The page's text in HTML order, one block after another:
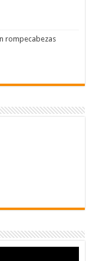
rompecabezas